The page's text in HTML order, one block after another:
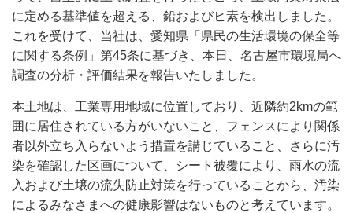
に定める基準値を超える、鉛およびヒ素を検出しました。
これを受けて、当社は、愛知県「県民の生活環境の保全等
に関する条例」第45条に基づき、本日、名古屋市環境局へ
調査の分析・評価結果を報告いたしました。
本土地は、工業専用地域に位置しており、近隣約2kmの範
囲に居住されている方がいないこと、フェンスにより関係
者以外立ち入らないよう措置を講じていること、さらに汚
染を確認した区画について、シート被覆により、雨水の流
入および土壌の流失防止対策を行っていることから、汚染
によるみなさまへの健康影響はないものと考えています。